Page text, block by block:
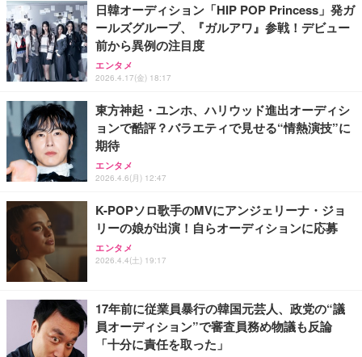
バッファロー Wi-Fi 6 ルーター 2401+573Mbps WS
R-3000AX4P/NBK (× 2)
￥23,960
バッファロー Wi-Fi 6 ルーター 2401+573Mbps WS
R-3000AX4P/NBK (× 2)
￥23,960
寝ホン 睡眠用イヤホン 寝ながら 痛くない 超軽量2.8
g ASMR推薦 ワイヤレス Bluetooth6.1 柔軟性高 安
眠 仕事 ブルー
￥2,682
日韓オーディション「HIP POP Princess」発ガ
ールズグループ、『ガルアワ』参戦！デビュー
前から異例の注目度
エンタメ
2026.4.17(金) 18:17
東方神起・ユンホ、ハリウッド進出オーディシ
ョンで酷評？バラエティで見せる“情熱演技”に
期待
エンタメ
2026.4.6(月) 12:47
K-POPソロ歌手のMVにアンジェリーナ・ジョ
リーの娘が出演！自らオーディションに応募
エンタメ
2026.4.4(土) 19:17
17年前に従業員暴行の韓国元芸人、政党の“議
員オーディション”で審査員務め物議も反論
「十分に責任を取った」